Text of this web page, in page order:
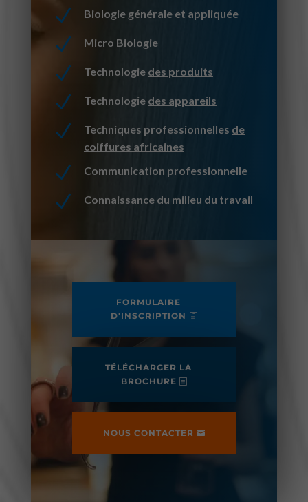
N Biologie généraleet appliquée
N Micro Biologie
N Technologie des produits
N Technologie des appareils
N Techniques professionnelles de
coiffures africaines
N Communication professionnelle
N Connaissance du milieu du travail
FORMULAIRE
D'INSCRIPTION
TÉLÉCHARGER LA
BROCHURE
NOUS CONTACTER